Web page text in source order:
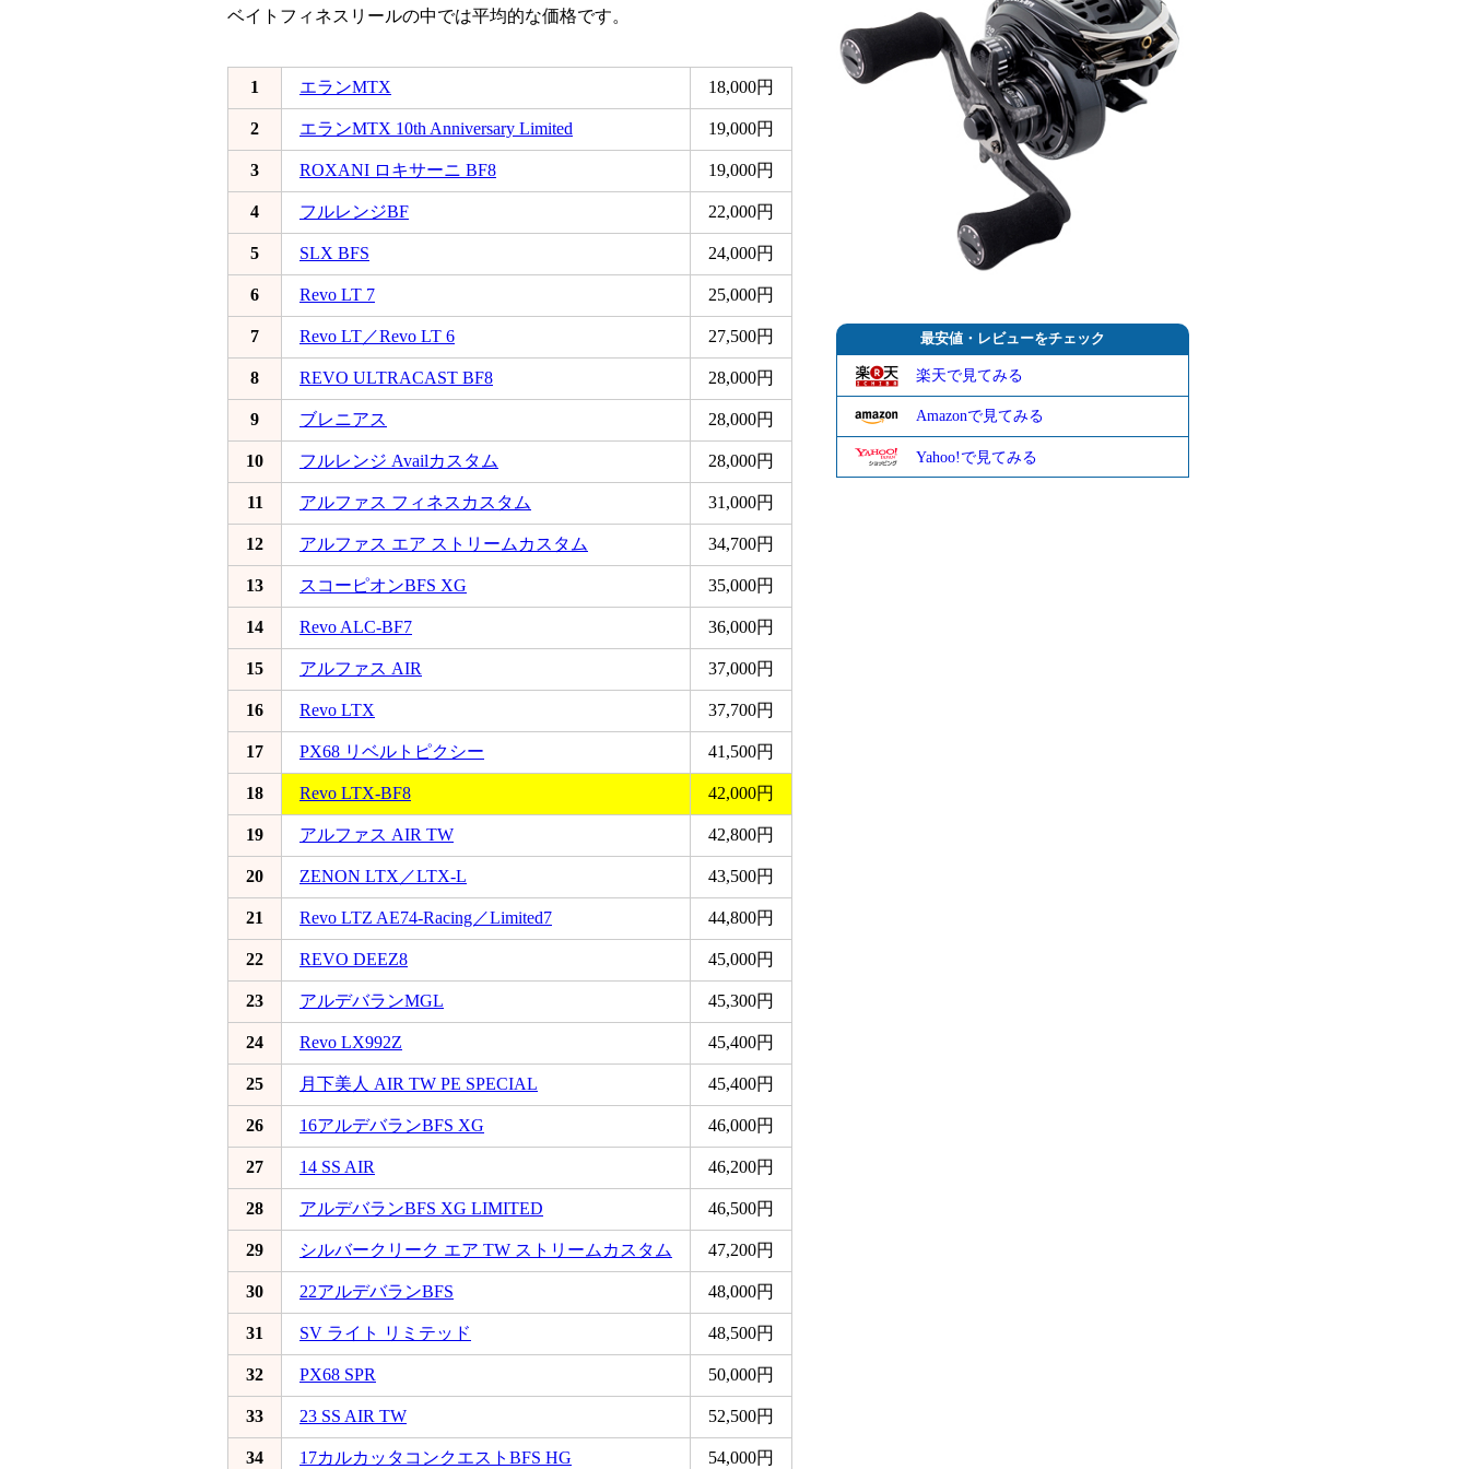
ベイトフィネスリールの中では平均的な価格です。
1 エランMTX 18,000円
2 エランMTX 10th Anniversary Limited 19,000円
3 ROXANI ロキサーニ BF8 19,000円
4 フルレンジBF 22,000円
5 SLX BFS 24,000円
6 Revo LT 7 25,000円
7 Revo LT／Revo LT 6 27,500円
8 REVO ULTRACAST BF8 28,000円
9 ブレニアス 28,000円
10 フルレンジ Availカスタム 28,000円
11 アルファス フィネスカスタム 31,000円
12 アルファス エア ストリームカスタム 34,700円
13 スコーピオンBFS XG 35,000円
14 Revo ALC-BF7 36,000円
15 アルファス AIR 37,000円
16 Revo LTX 37,700円
17 PX68 リベルトピクシー 41,500円
18 Revo LTX-BF8 42,000円
19 アルファス AIR TW 42,800円
20 ZENON LTX／LTX-L 43,500円
21 Revo LTZ AE74-Racing／Limited7 44,800円
22 REVO DEEZ8 45,000円
23 アルデバランMGL 45,300円
24 Revo LX992Z 45,400円
25 月下美人 AIR TW PE SPECIAL 45,400円
26 16アルデバランBFS XG 46,000円
27 14 SS AIR 46,200円
28 アルデバランBFS XG LIMITED 46,500円
29 シルバークリーク エア TW ストリームカスタム 47,200円
30 22アルデバランBFS 48,000円
31 SV ライト リミテッド 48,500円
32 PX68 SPR 50,000円
33 23 SS AIR TW 52,500円
34 17カルカッタコンクエストBFS HG 54,000円
最安値・レビューをチェック
楽天で見てみる
Amazonで見てみる
Yahoo!で見てみる